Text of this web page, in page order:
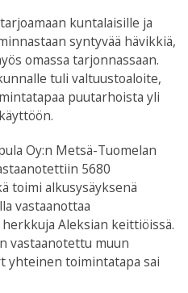
kuntalaisille ja
syntyvää hävikkiä,
omassa tarjonnassaan.
tuli valtuustoaloite,
puutarhoista yli
Oy:n Metsä-Tuomelan
5680
toimi alkusysäyksenä
vastaanottaa
Aleksian keittiöissä.
vastaanotettu muun
yhteinen toimintatapa sai